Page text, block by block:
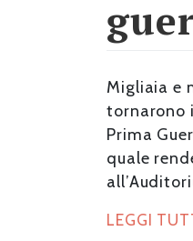
Migliaia e
tornarono
Prima
quale
LEGGI